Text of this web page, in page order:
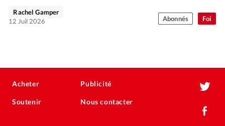
Foi
Rachel Gamper
12 Juil 2026
Abonnés
Acheter
Soutenir
Publicité
Nous contacter